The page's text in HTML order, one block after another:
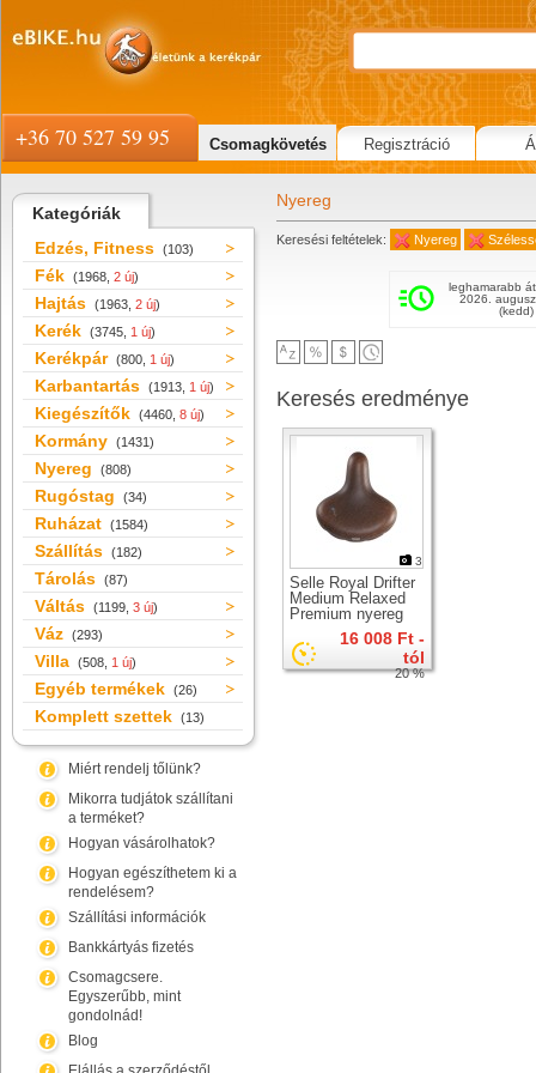
Kategóriák
Edzés, Fitness (103)
Fék (1968, 2 új)
Hajtás (1963, 2 új)
Kerék (3745, 1 új)
Kerékpár (800, 1 új)
Karbantartás (1913, 1 új)
Kiegészítők (4460, 8 új)
Kormány (1431)
Nyereg (808)
Rugóstag (34)
Ruházat (1584)
Szállítás (182)
Tárolás (87)
Váltás (1199, 3 új)
Váz (293)
Villa (508, 1 új)
Egyéb termékek (26)
Komplett szettek (13)
Miért rendelj tőlünk?
Mikorra tudjátok szállítani
a terméket?
Hogyan vásárolhatok?
Hogyan egészíthetem ki a
rendelésem?
Szállítási információk
Bankkártyás fizetés
Csomagcsere.
Egyszerűbb, mint
gondolnád!
Blog
Nyereg
Keresési feltételek: Nyereg
leghamarabb
2026.
(kedd)
Keresés eredménye
3
Selle Royal Drifter
Medium Relaxed
Premium nyereg
16 008 Ft -
tól
20 %
+36 70 527 59 95 Csomagkövetés Regisztráció